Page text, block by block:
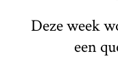
Deze week
een